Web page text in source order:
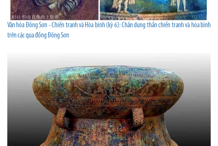
Văn hóa Đông Sơn - Chiến tranh và Hòa bình (kỳ 6): Chân dung thần chiến tranh và hòa bình
trên các qua đồng Đông Sơn